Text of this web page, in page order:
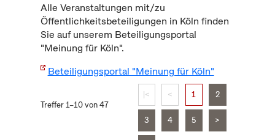
Alle Veranstaltungen mit/zu
Öffentlichkeitsbeteiligungen in Köln finden
Sie auf unserem Beteiligungsportal
"Meinung für Köln".
Beteiligungsportal "Meinung für Köln"
Treffer 1–10 von 47
|< < 1 2
3 4 5 >